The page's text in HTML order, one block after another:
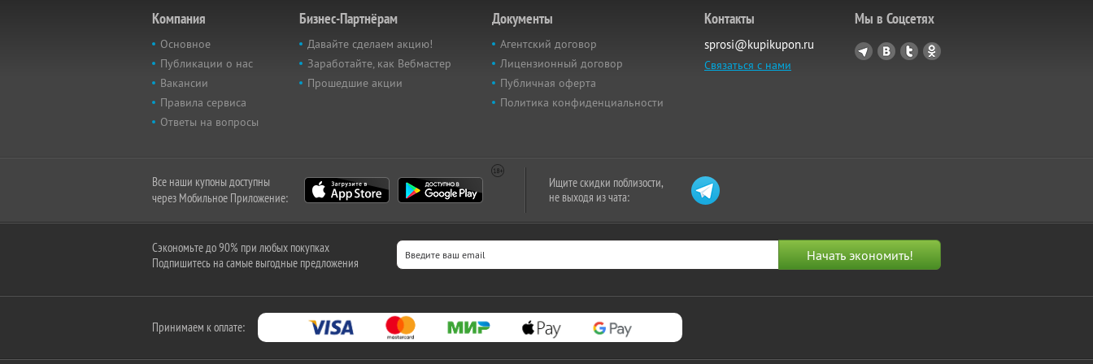
Компания
Основное
Публикации о нас
Вакансии
Правила сервиса
Ответы на вопросы
Бизнес-Партнёрам
Давайте сделаем акцию!
Заработайте, как Вебмастер
Прошедшие акции
Документы
Агентский договор
Лицензионный договор
Публичная оферта
Политика конфиденциальности
Контакты
sprosi@kupikupon.ru
Связаться с нами
Мы в Соцсетях
Все наши купоны доступны
через Мобильное Приложение:
Ищите скидки поблизости,
не выходя из чата:
Сэкономьте до 90% при любых покупках
Подпишитесь на самые выгодные предложения
Принимаем к оплате: